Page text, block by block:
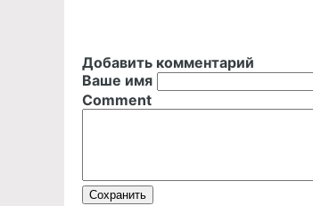
Добавить комментарий
Ваше имя
Comment